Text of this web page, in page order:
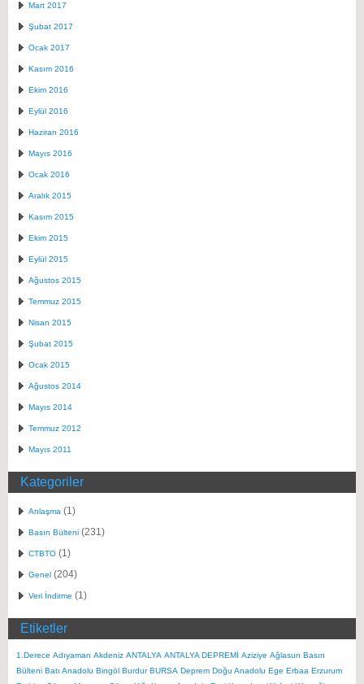
Mart 2017
Şubat 2017
Ocak 2017
Kasım 2016
Ekim 2016
Eylül 2016
Haziran 2016
Mayıs 2016
Ocak 2016
Aralık 2015
Kasım 2015
Ekim 2015
Eylül 2015
Ağustos 2015
Temmuz 2015
Nisan 2015
Şubat 2015
Ocak 2015
Ağustos 2014
Mayıs 2014
Temmuz 2012
Mayıs 2011
Kategoriler
Anlaşma (1)
Basın Bülteni (231)
CTBTO (1)
Genel (204)
Veri İndirme (1)
Etiketler
1.Derece Adıyaman Akdeniz ANTALYA ANTALYA DEPREMİ Aziziye Ağlasun Basın
Bülteni Batı Anadolu Bingöl Burdur BURSA Deprem Doğu Anadolu Ege Erbaa Erzurum